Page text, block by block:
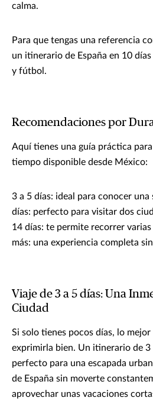
calma.
Para que tengas una referencia
un itinerario de España en 10
y fútbol.
Recomendaciones por
Aquí tienes una guía práctica
tiempo disponible desde México:
3 a 5 días: ideal para conocer
días: perfecto para visitar dos
14 días: te permite recorrer
más: una experiencia completa
Viaje de 3 a 5 días: Una
Ciudad
Si solo tienes pocos días, lo mejor
exprimirla bien. Un itinerario de 3
perfecto para una escapada
de España sin moverte
aprovechar unas vacaciones